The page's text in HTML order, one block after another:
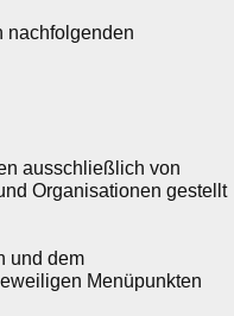
nachfolgenden
ausschließlich von
Organisationen gestellt
und dem
Menüpunkten